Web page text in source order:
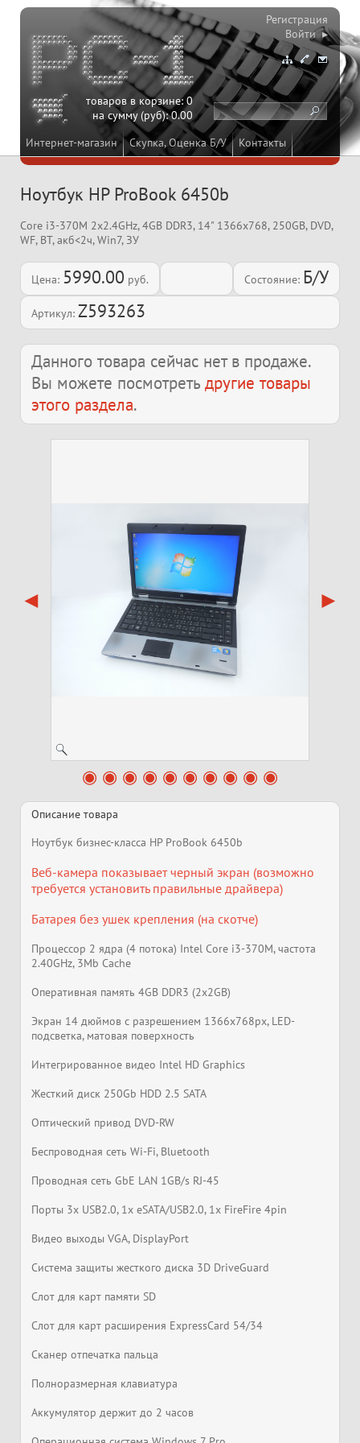
Интернет-магазин Скупка, Оценка Б/У Контакты
товаров в корзине:0
на сумму (руб):0.00
Регистрация
Войти ▸
Ноутбук HP ProBook 6450b
Core i3-370M 2x2.4GHz, 4GB DDR3, 14" 1366x768, 250GB, DVD,
WF, BT, акб<2ч, Win7, ЗУ
Цена: 5990.00 руб. Состояние: Б/У
Артикул: Z593263
Данного товара сейчас нет в продаже.
Вы можете посмотреть другие товары
этого раздела.
Описание товара
Ноутбук бизнес-класса HP ProBook 6450b
Веб-камера показывает черный экран (возможно
требуется установить правильные драйвера)
Батарея без ушек крепления (на скотче)
Процессор 2 ядра (4 потока) Intel Core i3-370M, частота
2.40GHz, 3Mb Cache
Оперативная память 4GB DDR3 (2x2GB)
Экран 14 дюймов с разрешением 1366x768px, LED-
подсветка, матовая поверхность
Интегрированное видео Intel HD Graphics
Жесткий диск 250Gb HDD 2.5 SATA
Оптический привод DVD-RW
Беспроводная сеть Wi-Fi, Bluetooth
Проводная сеть GbE LAN 1GB/s RJ-45
Порты 3x USB2.0, 1x eSATA/USB2.0, 1x FireFire 4pin
Видео выходы VGA, DisplayPort
Система защиты жесткого диска 3D DriveGuard
Слот для карт памяти SD
Слот для карт расширения ExpressCard 54/34
Сканер отпечатка пальца
Полноразмерная клавиатура
Аккумулятор держит до 2 часов